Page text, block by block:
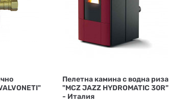
Пелетна камина с водна риза
"MCZ JAZZ HYDROMATIC 30R"
- Италия